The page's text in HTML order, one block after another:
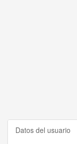
Datos del usuario